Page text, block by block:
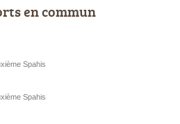
en commun
Spahis
Spahis